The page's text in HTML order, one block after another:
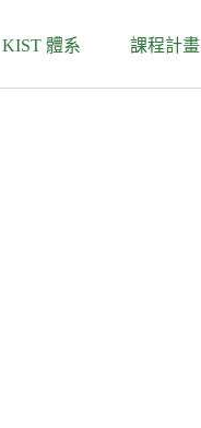
KIST 體系 課程計畫